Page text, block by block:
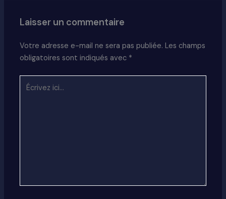
Laisser un commentaire
Votre adresse e-mail ne sera pas publiée. Les champs
obligatoires sont indiqués avec *
ici…